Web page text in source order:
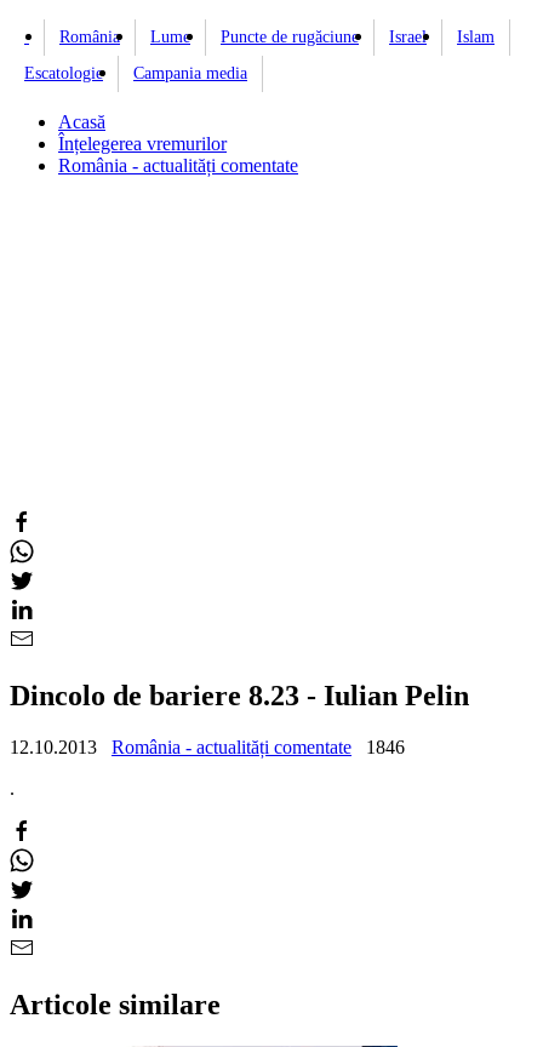
România Lume Puncte de rugăciune Israel
Islam
Escatologie
Campania media
Acasă
Înțelegerea vremurilor
România - actualități comentate
Dincolo de bariere 8.23 - Iulian Pelin
12.10.2013 România - actualități comentate
1846
.
Articole similare